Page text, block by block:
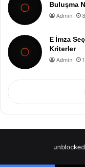
Buluşma
Admin
E İmza
Kriterler
Admin